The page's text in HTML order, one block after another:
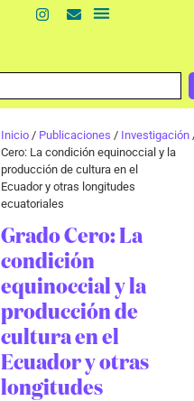
Inicio / Publicaciones / Investigación
Cero: La condición equinoccial y la
producción de cultura en el
Ecuador y otras longitudes
ecuatoriales
Grado Cero: La
condición
equinoccial y la
producción de
cultura en el
Ecuador y otras
longitudes